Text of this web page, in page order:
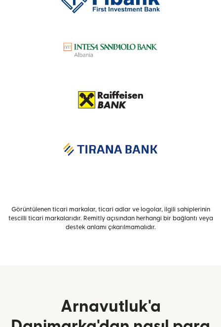
Görüntülenen ticari markalar, ticari adlar ve logolar, ilgili sahiplerinin
tescilli ticari markalarıdır. Remitly açısından herhangi bir bağlantı veya
destek anlamı çıkarılmamalıdır.
Arnavutluk'a